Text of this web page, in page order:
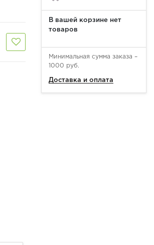
В вашей корзине нет
товаров
Минимальная сумма заказа –
1000 руб.
Доставка и оплата